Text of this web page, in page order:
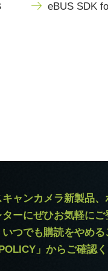
eBUS SDK
ャンカメラ新製品
ーにぜひお気軽に
つでも購読をやめ
」からご確認く